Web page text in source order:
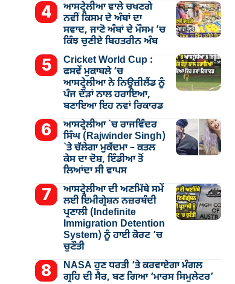
ਆਸਟ੍ਰੇਲੀਆ ਵਾਲੇ ਚਖਣਗੇ
ਨਵੀਂ ਕਿਸਮ ਦੇ ਅੰਬਾਂ ਦਾ
ਸਵਾਦ, ਜਾਣੋ ਅੰਬਾਂ ਦੇ ਮੌਸਮ ’ਚ
ਕਿੰਝ ਚੁਣੀਏ ਬਿਹਤਰੀਨ ਅੰਬ
Cricket World Cup :
ਫਸਵੇਂ ਮੁਕਾਬਲੇ ’ਚ
ਆਸਟ੍ਰੇਲੀਆ ਨੇ ਨਿਊਜ਼ੀਲੈਂਡ ਨੂੰ
ਪੰਜ ਦੌੜਾਂ ਨਾਲ ਹਰਾਇਆ,
ਬਣਾਇਆ ਇਹ ਨਵਾਂ ਰਿਕਾਰਡ
ਆਸਟ੍ਰੇਲੀਆ `ਚ ਰਾਜਵਿੰਦਰ
ਸਿੰਘ (Rajwinder Singh)
`ਤੇ ਚੱਲੇਗਾ ਮੁੁਕੱਦਮਾ – ਕਤਲ
ਕੇਸ ਦਾ ਦੋਸ਼, ਇੰਡੀਆ ਤੋਂ
ਲਿਆਂਦਾ ਸੀ ਵਾਪਸ
ਆਸਟ੍ਰੇਲੀਆ ਦੀ ਅਣਮਿੱਥੇ ਸਮੇਂ
ਲਈ ਇਮੀਗ੍ਰੇਸ਼ਨ ਨਜ਼ਰਬੰਦੀ
ਪ੍ਰਣਾਲੀ (Indefinite
Immigration Detention
System) ਨੂੰ ਹਾਈ ਕੋਰਟ ’ਚ
ਚੁਣੌਤੀ
NASA ਹੁਣ ਧਰਤੀ ’ਤੇ ਕਰਵਾਏਗਾ ਮੰਗਲ
ਗ੍ਰਹਿ ਦੀ ਸੈਰ, ਬਣ ਗਿਆ ‘ਮਾਰਸ ਸਿਮੁਲੇਟਰ’